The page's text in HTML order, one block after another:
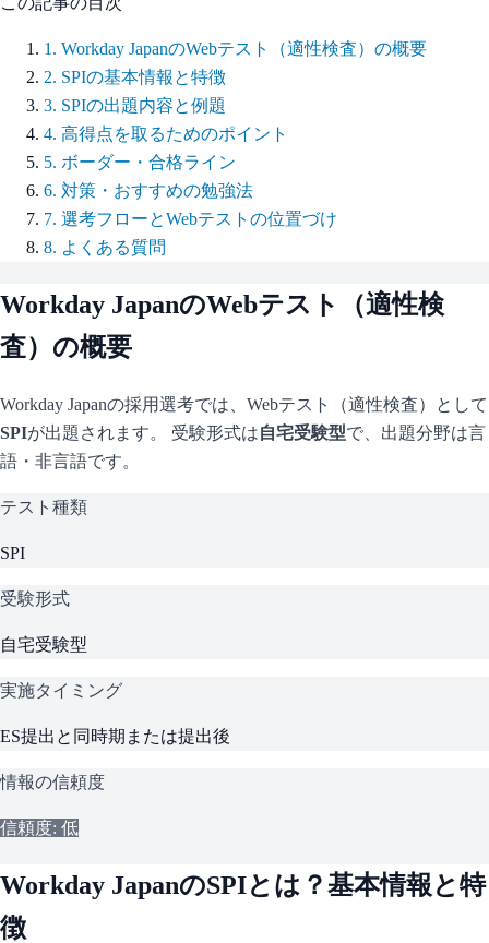
1 . Workday JapanのWebテスト（適性検査）の概要
2. SPIの基本情報と特徴
3. SPIの出題内容と例題
4. 高得点を取るためのポイント
5. ボーダー・合格ライン
6. 対策・おすすめの勉強法
7. 選考フローとWebテストの位置づけ
8. よくある質問
Workday JapanのWebテスト（適性検
査）の概要
Workday Japanの採用選考では、Webテスト（適性検査）として
SPIが出題されます。 受験形式は自宅受験型で、 出題分野は言
語・非言語です。
テスト種類
SPI
受験形式
自宅受験型
実施タイミング
ES提出と同時期または提出後
情報の信頼度
信頼度: 低
Workday JapanのSPIとは？基本情報と特
徴